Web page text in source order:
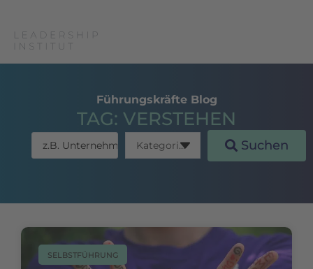
Führungskräfte Blog
TAG: VERSTEHEN
Suchen
SELBSTFÜHRUNG